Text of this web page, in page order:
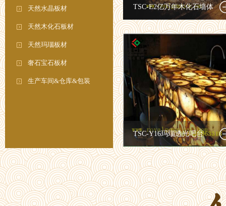
天然水晶板材
天然木化石板材
天然玛瑙板材
奢石宝石板材
生产车间&仓库&包装
TSC-E2亿万年木化石墙体
TSC-Y16玛瑙透光吧台